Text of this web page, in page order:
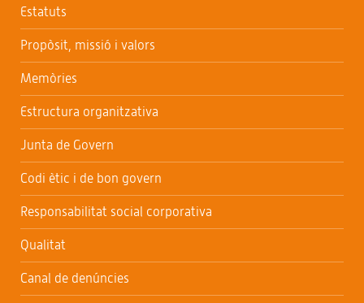
Estatuts
Propòsit, missió i valors
Memòries
Estructura organitzativa
Junta de Govern
Codi ètic i de bon govern
Responsabilitat social corporativa
Qualitat
Canal de denúncies